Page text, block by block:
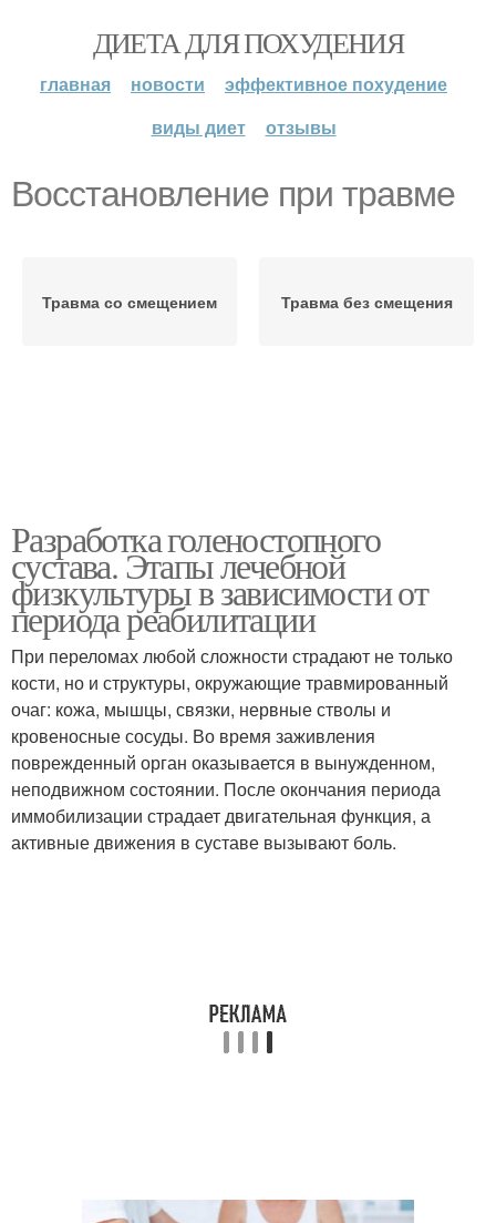
ДИЕТА ДЛЯ ПОХУДЕНИЯ
главная новости
эффективное похудение
виды диет
отзывы
Восстановление при травме
Травма со смещением Травма без смещения
Разработка голеностопного
сустава. Этапы лечебной
физкультуры в зависимости от
периода реабилитации
При переломах любой сложности страдают не только
кости, но и структуры, окружающие травмированный
очаг: кожа, мышцы, связки, нервные стволы и
кровеносные сосуды. Во время заживления
поврежденный орган оказывается в вынужденном,
неподвижном состоянии. После окончания периода
иммобилизации страдает двигательная функция, а
активные движения в суставе вызывают боль.